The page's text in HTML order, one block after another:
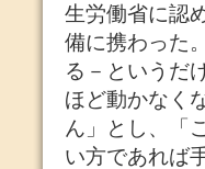
生労働省に認
備に携わった
る－というだ
ほど動かなく
ん」とし、「
い方であれば